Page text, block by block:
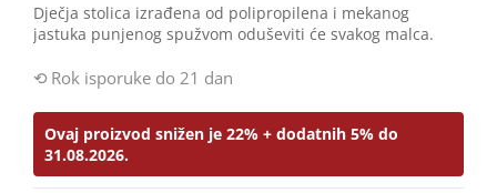
Dječja stolica izrađena od polipropilena i mekanog
jastuka punjenog spužvom oduševiti će svakog malca.
Rok isporuke do 21 dan
Ovaj proizvod snižen je 22% + dodatnih 5% do
31.08.2026.